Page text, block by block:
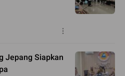
Jepang Siapkan